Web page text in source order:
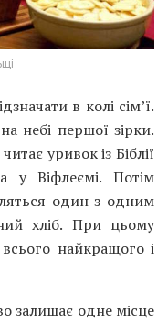
в колі сім’ї.
небі першої зірки.
уривок із Біблії
у Віфлеємі. Потім
один з одним
хліб. При цьому
найкращого і
залишає одне місце